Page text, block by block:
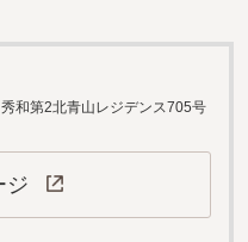
和第2北青山レジデンス705号
ジ